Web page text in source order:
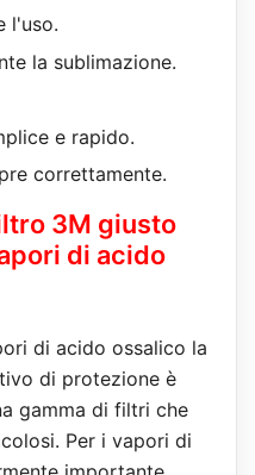
l'uso.
la sublimazione.
e rapido.
correttamente.
3M giusto
di acido
di acido ossalico la
di protezione è
gamma di filtri che
Per i vapori di